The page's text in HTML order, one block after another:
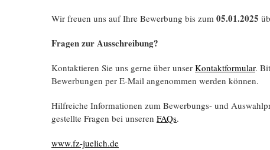
Wir freuen uns auf Ihre Bewerbung bis zum 05.01.2025
Fragen zur Ausschreibung?
Kontaktieren Sie uns gerne über unser Kontaktformular.
Bewerbungen per E-Mail angenommen werden können.
Hilfreiche Informationen zum Bewerbungs- und
gestellte Fragen bei unseren FAQs.
www.fz-juelich.de